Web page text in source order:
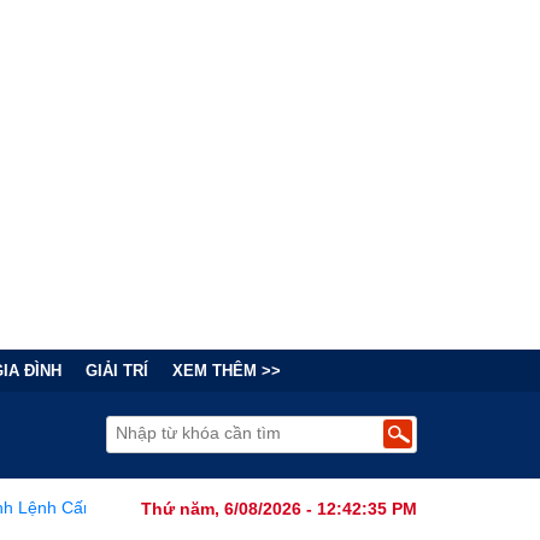
ĐÌNH GIẢI TRÍ XEM THÊM >>
Thứ năm, 6/08/2026 - 12:42:37 PM
Thông Minh Sản Xuất Tại Nước Ngoài Dưới Góc Nhìn An Ninh